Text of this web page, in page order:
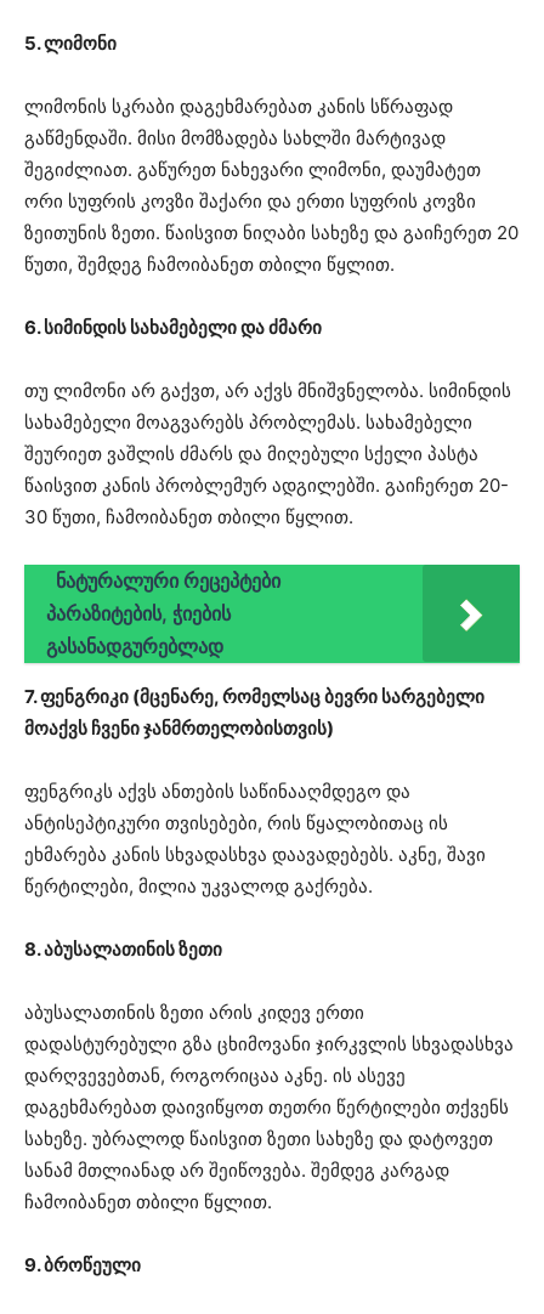
5. ლიმონი
ლიმონის სკრაბი დაგეხმარებათ კანის სწრაფად
გაწმენდაში. მისი მომზადება სახლში მარტივად
შეგიძლიათ. გაწურეთ ნახევარი ლიმონი, დაუმატეთ
ორი სუფრის კოვზი შაქარი და ერთი სუფრის კოვზი
ზეითუნის ზეთი. წაისვით ნიღაბი სახეზე და გაიჩერეთ 20
წუთი, შემდეგ ჩამოიბანეთ თბილი წყლით.
6. სიმინდის სახამებელი და ძმარი
თუ ლიმონი არ გაქვთ, არ აქვს მნიშვნელობა. სიმინდის
სახამებელი მოაგვარებს პრობლემას. სახამებელი
შეურიეთ ვაშლის ძმარს და მიღებული სქელი პასტა
წაისვით კანის პრობლემურ ადგილებში. გაიჩერეთ 20-
30 წუთი, ჩამოიბანეთ თბილი წყლით.
ნატურალური რეცეპტები
პარაზიტების, ჭიების
გასანადგურებლად
7. ფენგრიკი (მცენარე, რომელსაც ბევრი სარგებელი
მოაქვს ჩვენი ჯანმრთელობისთვის)
ფენგრიკს აქვს ანთების საწინააღმდეგო და
ანტისეპტიკური თვისებები, რის წყალობითაც ის
ეხმარება კანის სხვადასხვა დაავადებებს. აკნე, შავი
წერტილები, მილია უკვალოდ გაქრება.
8. აბუსალათინის ზეთი
აბუსალათინის ზეთი არის კიდევ ერთი
დადასტურებული გზა ცხიმოვანი ჯირკვლის სხვადასხვა
დარღვევებთან, როგორიცაა აკნე. ის ასევე
დაგეხმარებათ დაივიწყოთ თეთრი წერტილები თქვენს
სახეზე. უბრალოდ წაისვით ზეთი სახეზე და დატოვეთ
სანამ მთლიანად არ შეიწოვება. შემდეგ კარგად
ჩამოიბანეთ თბილი წყლით.
9. ბროწეული